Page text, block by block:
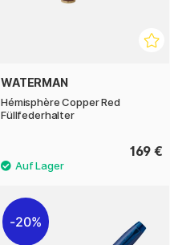
WATERMAN
Hémisphère Copper Red
Füllfederhalter
169 €
20%